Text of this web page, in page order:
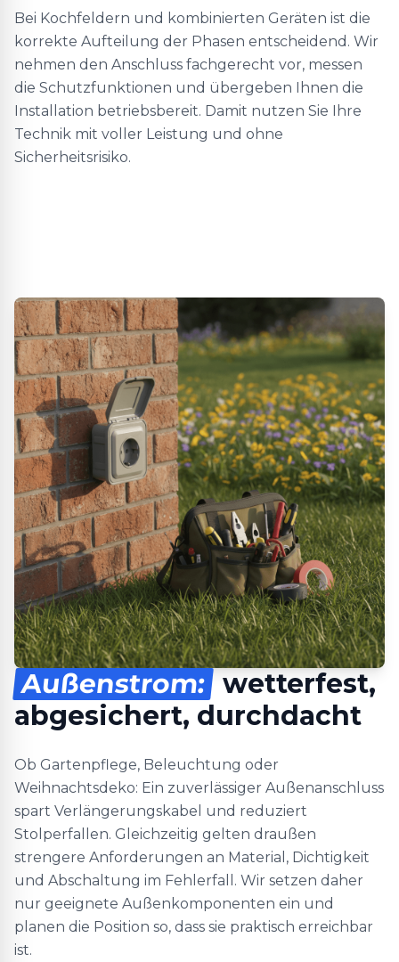
Bei Kochfeldern und kombinierten Geräten ist die
korrekte Aufteilung der Phasen entscheidend. Wir
nehmen den Anschluss fachgerecht vor, messen
die Schutzfunktionen und übergeben Ihnen die
Installation betriebsbereit. Damit nutzen Sie Ihre
Technik mit voller Leistung und ohne
Sicherheitsrisiko.
Außenstrom: wetterfest,
abgesichert, durchdacht
Ob Gartenpflege, Beleuchtung oder
Weihnachtsdeko: Ein zuverlässiger Außenanschluss
spart Verlängerungskabel und reduziert
Stolperfallen. Gleichzeitig gelten draußen
strengere Anforderungen an Material, Dichtigkeit
und Abschaltung im Fehlerfall. Wir setzen daher
nur geeignete Außenkomponenten ein und
planen die Position so, dass sie praktisch erreichbar
ist.